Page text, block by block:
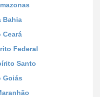
Bahia
Ceará
Federal
Santo
Goiás